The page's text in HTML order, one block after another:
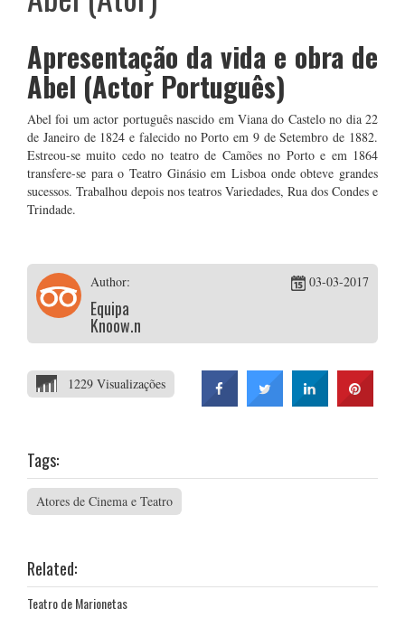
Apresentação da vida e obra de
Abel (Actor Português)
Abel foi um actor português nascido em Viana do Castelo no dia 22
de Janeiro de 1824 e falecido no Porto em 9 de Setembro de 1882.
Estreou-se muito cedo no teatro de Camões no Porto e em 1864
transfere-se para o Teatro Ginásio em Lisboa onde obteve grandes
sucessos. Trabalhou depois nos teatros Variedades, Rua dos Condes e
Trindade.
Author:
Equipa
Knoow.net
03-03-2017
1229 Visualizações
Tags:
Atores de Cinema e Teatro
Related:
Teatro de Marionetas